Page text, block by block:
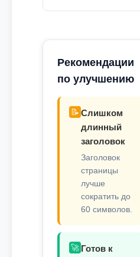
Рекомендации
по улучшению
📝 Слишком
длинный
заголовок
Заголовок
страницы
лучше
сократить до
60 символов.
🚀 Готов к